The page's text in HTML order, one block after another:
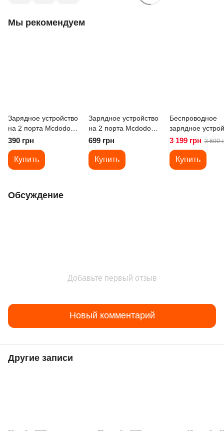
Мы рекомендуем
Зарядное устройство
на 2 порта Mcdodo
12W 2A Charger +
кабель Type-C 1m
CH-5072 Black
390 грн
Купить
Зарядное устройство
на 2 порта Mcdodo
Nano Series 33W
PD+QC Dual Port
Charger CH-0151
Black
699 грн
Купить
Беспроводное
зарядное
для мобильного
телефона,
наушников
Qi2 3-в-1 CH-
3 199 грн 3 600
Купить
Обсуждение
Добавьте первый отзыв
Новый комментарий
Другие записи